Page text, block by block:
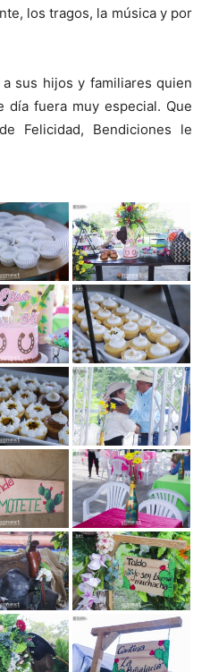
los tragos, la música y por
sus hijos y familiares quien
día fuera muy especial. Que
Felicidad, Bendiciones le